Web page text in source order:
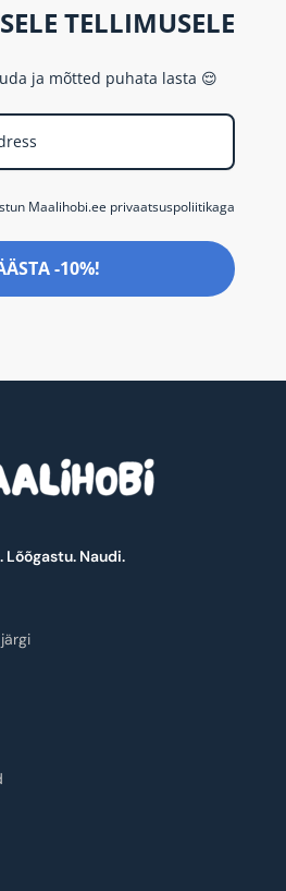
TELLIMUSELE
ja mõtted puhata lasta 😌
Maalihobi.ee privaatsuspoliitikaga
-10%!
Lõõgastu. Naudi.